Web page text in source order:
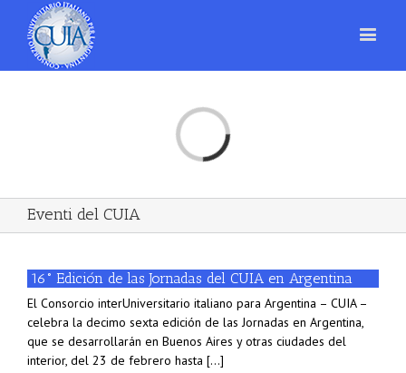
Loading...
Eventi del CUIA
16° Edición de las Jornadas del CUIA en Argentina
El Consorcio interUniversitario italiano para Argentina – CUIA –
celebra la decimo sexta edición de las Jornadas en Argentina,
que se desarrollarán en Buenos Aires y otras ciudades del
interior, del 23 de febrero hasta [...]